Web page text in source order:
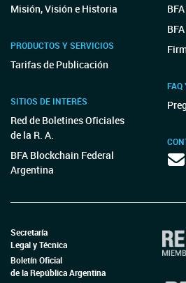
Misión, Visión e Historia
PRODUCTOS Y SERVICIOS
Tarifas de Publicación
SITIOS DE INTERÉS
Red de Boletines Oficiales
de la R. A.
BFA Blockchain Federal
Argentina
FAQ
Secretaría
Legal y Técnica
Boletín Oficial
de la República Argentina